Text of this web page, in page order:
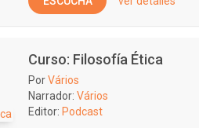
Curso: Filosofía Ética
PorVários
Narrador: Vários
Editor: Podcast